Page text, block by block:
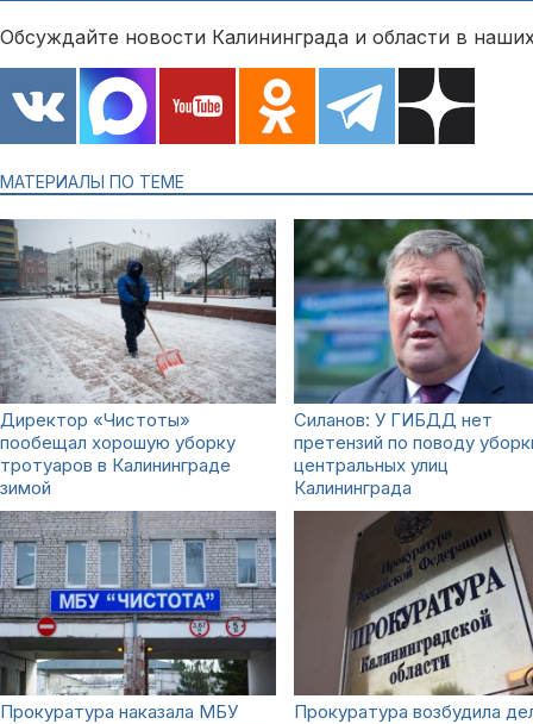
Обсуждайте новости Калининграда и области в
МАТЕРИАЛЫ ПО ТЕМЕ
Директор «Чистоты»
пообещал хорошую уборку
тротуаров в Калининграде
зимой
Силанов: У ГИБДД нет
претензий по поводу
центральных улиц
Калининграда
Прокуратура наказала МБУ
Прокуратура возбудила